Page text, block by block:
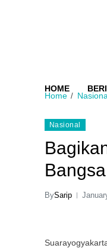
HOME
Home
Nasional
Bangsa
BySarip